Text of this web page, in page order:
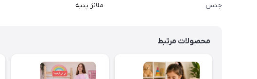
جنس ملانژ پنبه
محصولات مرتبط